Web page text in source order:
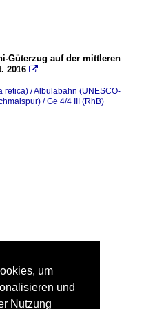
Güterzug auf der mittleren
2016 
retica) / Albulabahn (UNESCO-
/ Ge 4/4 III (RhB)
um
und
Nutzung